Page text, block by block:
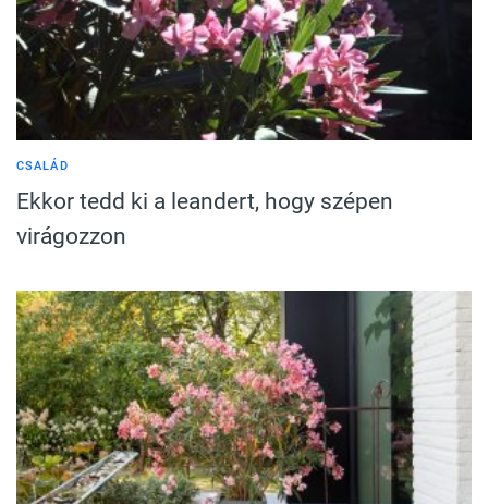
CSALÁD
Ekkor tedd ki a leandert, hogy szépen
virágozzon